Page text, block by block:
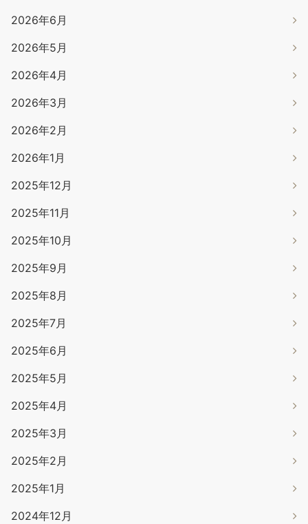
2026年6月
2026年5月
2026年4月
2026年3月
2026年2月
2026年1月
2025年12月
2025年11月
2025年10月
2025年9月
2025年8月
2025年7月
2025年6月
2025年5月
2025年4月
2025年3月
2025年2月
2025年1月
2024年12月